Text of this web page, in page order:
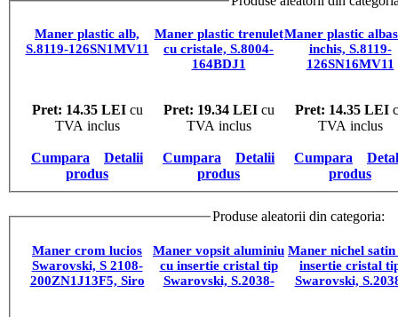
Maner plastic alb,
S.8119-126SN1MV11
Pret: 14.35 LEIcu
TVA inclus
Cumpara
Detalii
produs
Maner plastic trenulet
cu cristale, S.8004-
164BDJ1
Pret: 19.34 LEIcu
TVA inclus
Cumpara
Detalii
produs
Maner plastic
inchis, S.8119-
126SN16MV11
Pret: 14.35 LEI
TVA inclus
Cumpara
produs
Produse aleatorii din categoria:
Maner crom lucios
Swarovski, S 2108-
200ZN1J13F5, Siro
Maner vopsit aluminiu
cu insertie cristal tip
Swarovski, S.2038-
Maner nichel satin
insertie cristal
Swarovski,